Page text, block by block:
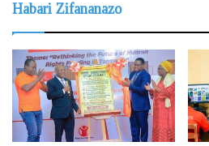
Habari Zifananazo